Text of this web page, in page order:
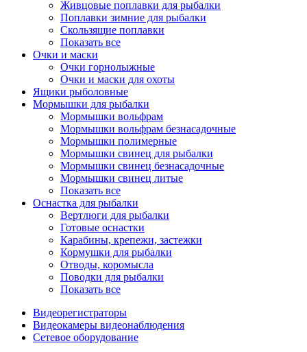
Живцовые поплавки для рыбалки
Поплавки зимние для рыбалки
Скользящие поплавки
Показать все
Очки и маски
Очки горнолыжные
Очки и маски для охоты
Ящики рыболовные
Мормышки для рыбалки
Мормышки вольфрам
Мормышки вольфрам безнасадочные
Мормышки полимерные
Мормышки свинец для рыбалки
Мормышки свинец безнасадочные
Мормышки свинец литые
Показать все
Оснастка для рыбалки
Вертлюги для рыбалки
Готовые оснастки
Карабины, крепежи, застежки
Кормушки для рыбалки
Отводы, коромысла
Поводки для рыбалки
Показать все
Видеорегистраторы
Видеокамеры видеонаблюдения
Сетевое оборудование